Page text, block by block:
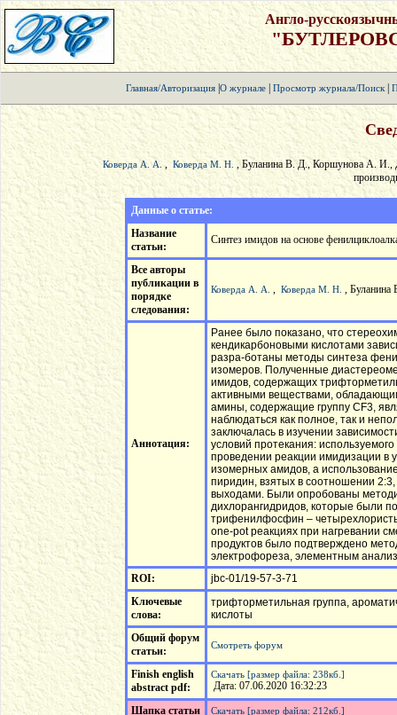
Англо-
Главная/Авторизация| О журнале| Просмотр журнала/Поиск|
Коверда А. А. , Коверда М. Н. , Буланина В. Д., Коршунова А. И.,
Данные о статье:
Название
статьи:
Синтез имидов на основе
Все авторы
публикации в
порядке
следования:
Коверда А. А. , Коверда М. Н. ,
Аннотация:
Ранее было показано, что
кендикарбоновыми кислотами
разра-ботаны методы синтеза
изомеров. Полученные
имидов, содержащих
активными веществами,
амины, содержащие группу CF3,
наблюдаться как полное, так и
заключалась в изучении
условий протекания:
проведении реакции имидизации в
изомерных амидов, а
пиридин, взятых в соотношении
выходами. Были опробованы
дихлорангидридов, которые были
трифенилфосфин –
one-pot реакциях при нагревании
продуктов было подтверждено
электрофореза, элементным
ROI:
jbc-01/19-57-3-71
Ключевые
слова:
трифторметильная группа,
кислоты
Общий форум
статьи:
Смотреть форум
Finish english
abstract pdf:
Скачать [размер файла: 238кб.]
Дата: 07.06.2020 16:32:23
Шапка статьи
Скачать [размер файла: 212кб.]